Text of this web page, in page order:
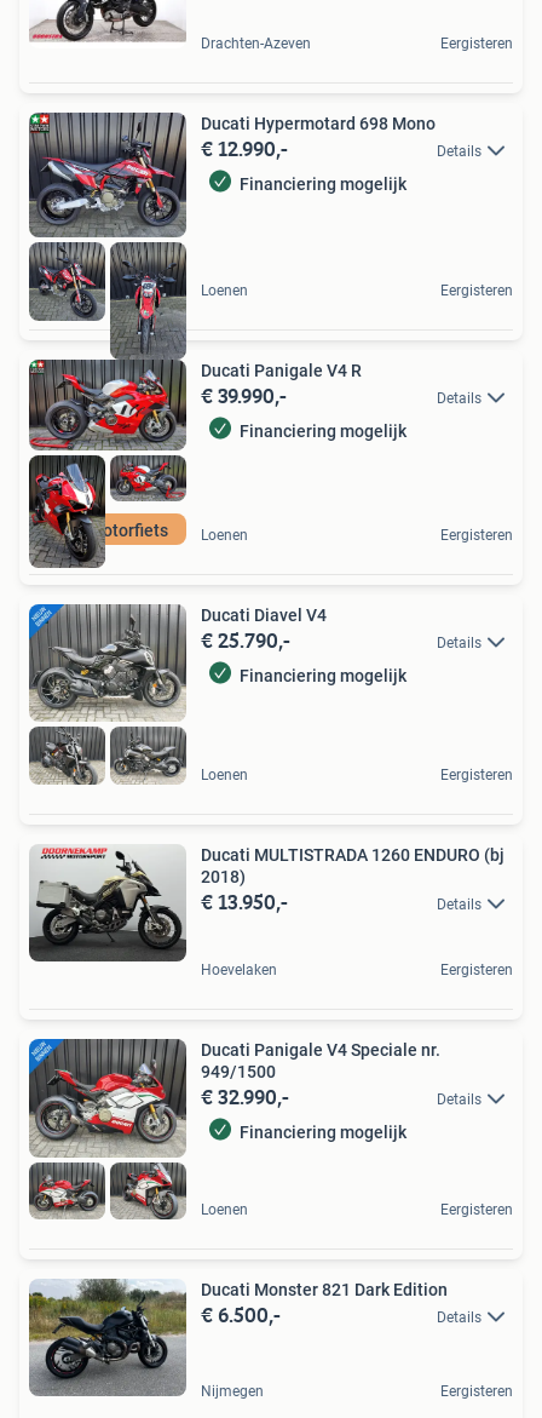
Drachten-Azeven Eergisteren
Ducati Hypermotard 698 Mono
€ 12.990,- Details
Financiering mogelijk
Loenen Eergisteren
BTW Motorfiets
Ducati Panigale V4 R
€ 39.990,- Details
Financiering mogelijk
Loenen Eergisteren
Ducati Diavel V4
€ 25.790,- Details
Financiering mogelijk
Loenen Eergisteren
Ducati MULTISTRADA 1260 ENDURO (bj
2018)
€ 13.950,- Details
Hoevelaken Eergisteren
Ducati Panigale V4 Speciale nr.
949/1500
€ 32.990,- Details
Financiering mogelijk
Loenen Eergisteren
Ducati Monster 821 Dark Edition
€ 6.500,- Details
Nijmegen Eergisteren